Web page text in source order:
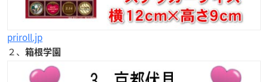
priroll.jp
２、
箱根学園